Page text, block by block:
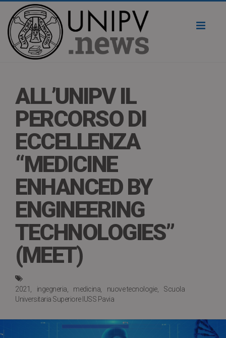
ALL’UNIPV IL
PERCORSO DI
ECCELLENZA
“MEDICINE
ENHANCED BY
ENGINEERING
TECHNOLOGIES”
(MEET)
2021 ingegneria medicina nuove tecnologie
Scuola
Universitaria Superiore IUSS Pavia